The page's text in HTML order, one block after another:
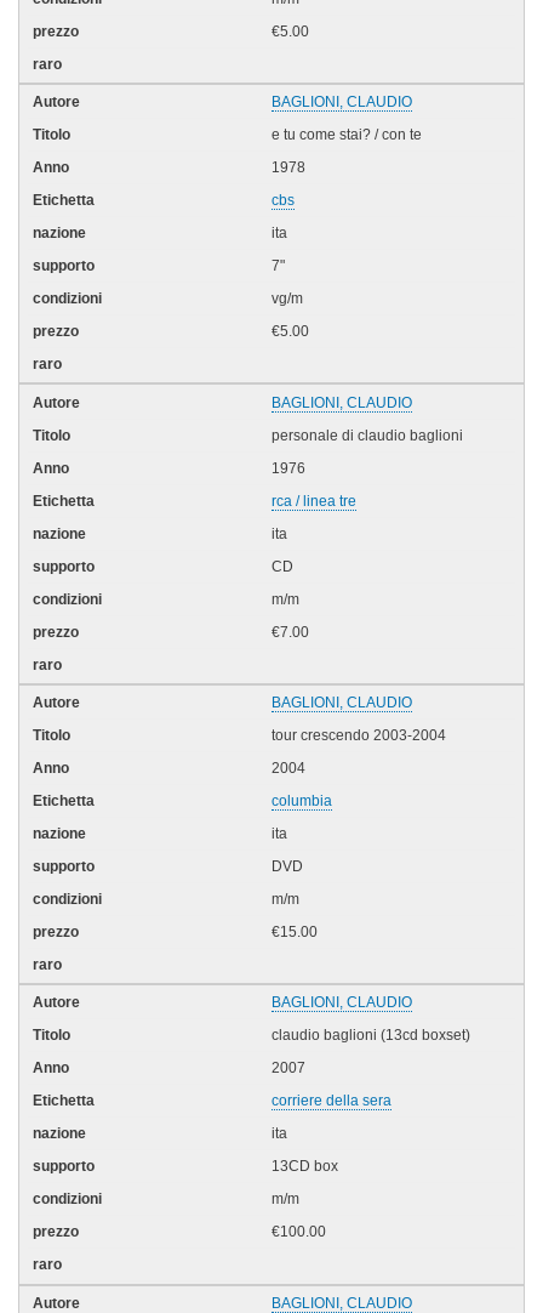
€5.00
BAGLIONI, CLAUDIO
e tu come stai? / con te
1978
cbs
ita
7"
vg/m
€5.00
BAGLIONI, CLAUDIO
personale di claudio baglioni
1976
rca / linea tre
ita
CD
m/m
€7.00
BAGLIONI, CLAUDIO
tour crescendo 2003-2004
2004
columbia
ita
DVD
m/m
€15.00
BAGLIONI, CLAUDIO
claudio baglioni (13cd boxset)
2007
corriere della sera
ita
13CD box
m/m
€100.00
BAGLIONI, CLAUDIO